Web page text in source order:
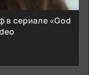
в сериале «God